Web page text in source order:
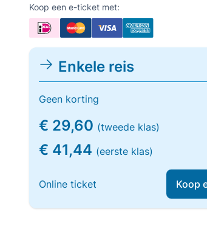
Koop een e-ticket met:
Enkele reis
Geen korting
€ 29,60 (tweede klas)
€ 41,44 (eerste klas)
Online ticket Koop